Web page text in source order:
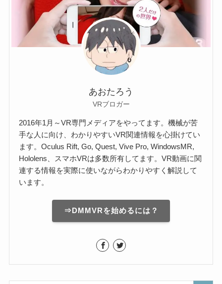
あおたろう
VRブロガー
2016年1月～VR専門メディアをやってます。機械が苦
手な人に向け、わかりやすいVR関連情報を心掛けてい
ます。Oculus Rift, Go, Quest, Vive Pro, WindowsMR,
Hololens、スマホVRは多数所有してます。VR動画に関
連する情報を実際に使いながらわかりやすく解説して
います。
⇒DMMVRを始めるには？